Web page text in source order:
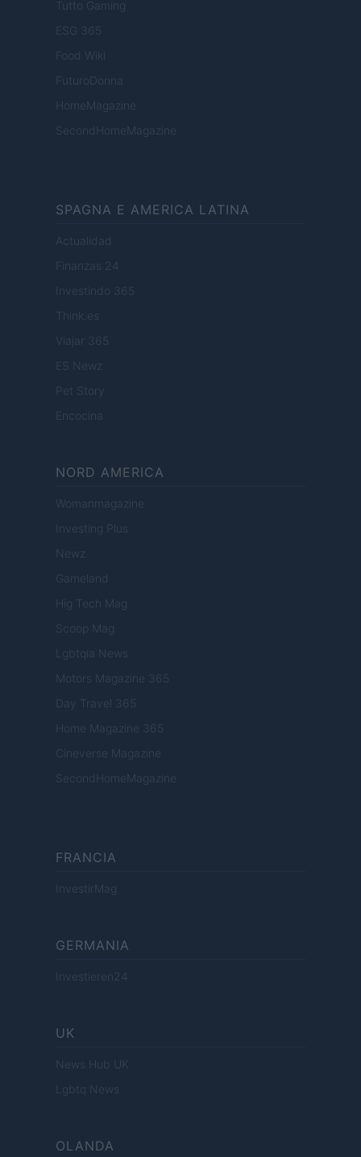
Tutto Gaming
ESG 365
Food Wiki
FuturoDonna
HomeMagazine
SecondHomeMagazine
SPAGNA E AMERICA LATINA
Actualidad
Finanzas 24
Investindo 365
Think.es
Viajar 365
ES Newz
Pet Story
Encocina
NORD AMERICA
Womanmagazine
Investing Plus
Newz
Gameland
Hig Tech Mag
Scoop Mag
Lgbtqia News
Motors Magazine 365
Day Travel 365
Home Magazine 365
Cineverse Magazine
SecondHomeMagazine
FRANCIA
InvestirMag
GERMANIA
Investieren24
UK
News Hub UK
Lgbtq News
OLANDA